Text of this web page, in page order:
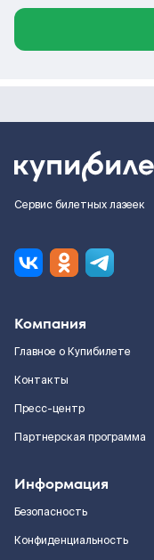
Сервис билетных лазеек
Компания
Главное о Купибилете
Контакты
Пресс-центр
Партнерская программа
Информация
Безопасность
Конфиденциальность